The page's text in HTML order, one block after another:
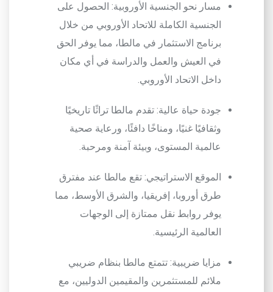
مسار نحو الجنسية الأوروبية: الحصول على
الجنسية الكاملة للاتحاد الأوروبي من خلال
برنامج الاستثمار في مالطا، مما يوفر الحق
في العيش والعمل والدراسة في أي مكان
داخل الاتحاد الأوروبي.
جودة حياة عالية: تقدم مالطا تراثًا تاريخيًا
وثقافيًا غنيًا، ومناخًا دافئًا، ورعاية صحية
عالمية المستوى، وبيئة آمنة ومرحبة.
الموقع الاستراتيجي: تقع مالطا عند مفترق
طرق أوروبا، إفريقيا، والشرق الأوسط، مما
يوفر روابط نقل ممتازة إلى الوجهات
العالمية الرئيسية.
مزايا ضريبية: تتمتع مالطا بنظام ضريبي
ملائم للمستثمرين والمقيمين الدوليين، مع